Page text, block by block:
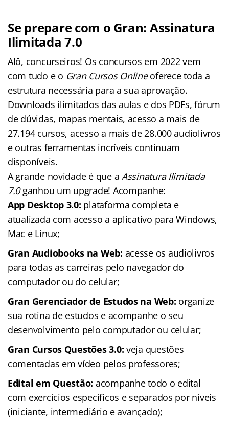
Se prepare com o Gran: Assinatura
Ilimitada 7.0
Alô, concurseiros! Os concursos em 2022 vem
com tudo e o Gran Cursos Onlineoferece toda a
estrutura necessária para a sua aprovação.
Downloads ilimitados das aulas e dos PDFs, fórum
de dúvidas, mapas mentais, acesso a mais de
27.194 cursos, acesso a mais de 28.000 audiolivros
e outras ferramentas incríveis continuam
disponíveis.
A grande novidade é que a Assinatura Ilimitada
7.0ganhou um upgrade! Acompanhe:
App Desktop 3.0: plataforma completa e
atualizada com acesso a aplicativo para Windows,
Mac e Linux;
Gran Audiobooks na Web: acesse os audiolivros
para todas as carreiras pelo navegador do
computador ou do celular;
Gran Gerenciador de Estudos na Web: organize
sua rotina de estudos e acompanhe o seu
desenvolvimento pelo computador ou celular;
Gran Cursos Questões 3.0: veja questões
comentadas em vídeo pelos professores;
Edital em Questão: acompanhe todo o edital
com exercícios específicos e separados por níveis
(iniciante, intermediário e avançado);